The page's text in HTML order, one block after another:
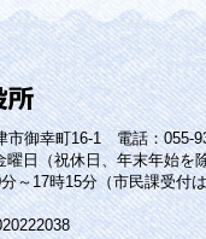
御幸町16-1 電話：055-
曜日（祝休日、年末年始を
～17時15分（市民課受付